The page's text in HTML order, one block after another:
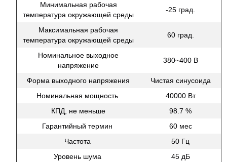
Минимальная рабочая
температура окружающей среды
-25 град.
Максимальная рабочая
температура окружающей среды
60 град.
Номинальное выходное
напряжение
380~400 В
Форма выходного напряжения
Чистая синусоида
Номинальная мощность
40000 Вт
КПД, не меньше
98.7 %
Гарантийный термин
60 мес
Частота
50 Гц
Уровень шума
45 дБ